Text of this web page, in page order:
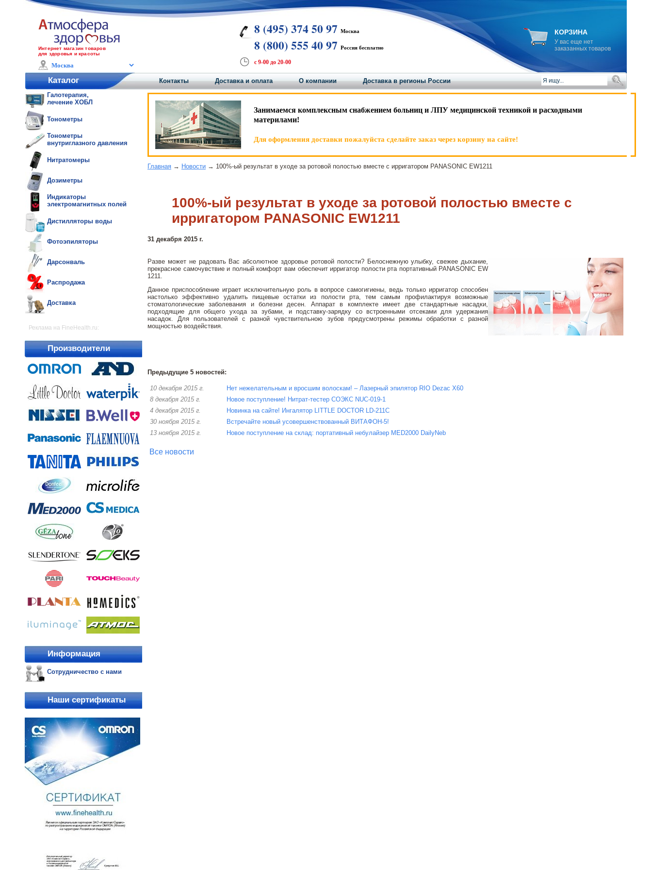
Интернет магазин товаров
для здоровья и красоты
8 (495) 374 50 97 Москва
8 (800) 555 40 97 Россия бесплатно
с 9-00 до 20-00
КОРЗИНА
У вас еще нет
заказанных товаров
Каталог Контакты Доставка и оплата О компании
Доставка в регионы России
Галотерапия,
лечение ХОБЛ
Тонометры
Тонометры
внутриглазного давления
Нитратомеры
Дозиметры
Индикаторы
электромагнитных полей
Дистилляторы воды
Фотоэпиляторы
Дарсонваль
Распродажа
Доставка
Реклама на FineHealth.ru:
Производители
Информация
Сотрудничество с нами
Наши сертификаты
Занимаемся комплексным снабжением больниц и ЛПУ медицинской техникой и расходными
материлами!
Для оформления доставки пожалуйста сделайте заказ через корзину на сайте!
Главная → Новости → 100%-ый результат в уходе за ротовой полостью вместе с ирригатором PANASONIC EW1211
100%-ый результат в уходе за ротовой полостью вместе с
ирригатором PANASONIC EW1211
31 декабря 2015 г.
Разве может не радовать Вас абсолютное здоровье ротовой полости? Белоснежную улыбку, свежее дыхание,
прекрасное самочувствие и полный комфорт вам обеспечит ирригатор полости рта портативный PANASONIC EW
1211.
Данное приспособление играет исключительную роль в вопросе самогигиены, ведь только ирригатор способен
настолько эффективно удалить пищевые остатки из полости рта, тем самым профилактируя возможные
стоматологические заболевания и болезни десен. Аппарат в комплекте имеет две стандартные насадки,
подходящие для общего ухода за зубами, и подставку-зарядку со встроенными отсеками для удержания
насадок. Для пользователей с разной чувствительною зубов предусмотрены режимы обработки с разной
мощностью воздействия.
Предыдущие 5 новостей:
10 декабря 2015 г.
Нет нежелательным и вросшим волоскам! – Лазерный эпилятор RIO Dezac X60
8 декабря 2015 г.
Новое поступление! Нитрат-тестер СОЭКС NUC-019-1
4 декабря 2015 г.
Новинка на сайте! Ингалятор LITTLE DOCTOR LD-211C
30 ноября 2015 г.
Встречайте новый усовершенствованный ВИТАФОН-5!
13 ноября 2015 г.
Новое поступление на склад: портативный небулайзер MED2000 DailyNeb
Все новости